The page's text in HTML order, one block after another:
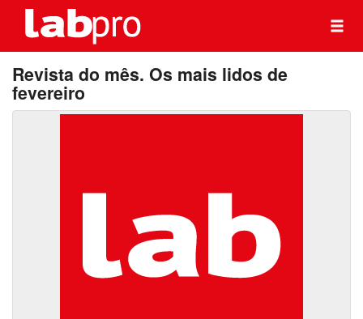
Revista do mês. Os mais lidos de
fevereiro